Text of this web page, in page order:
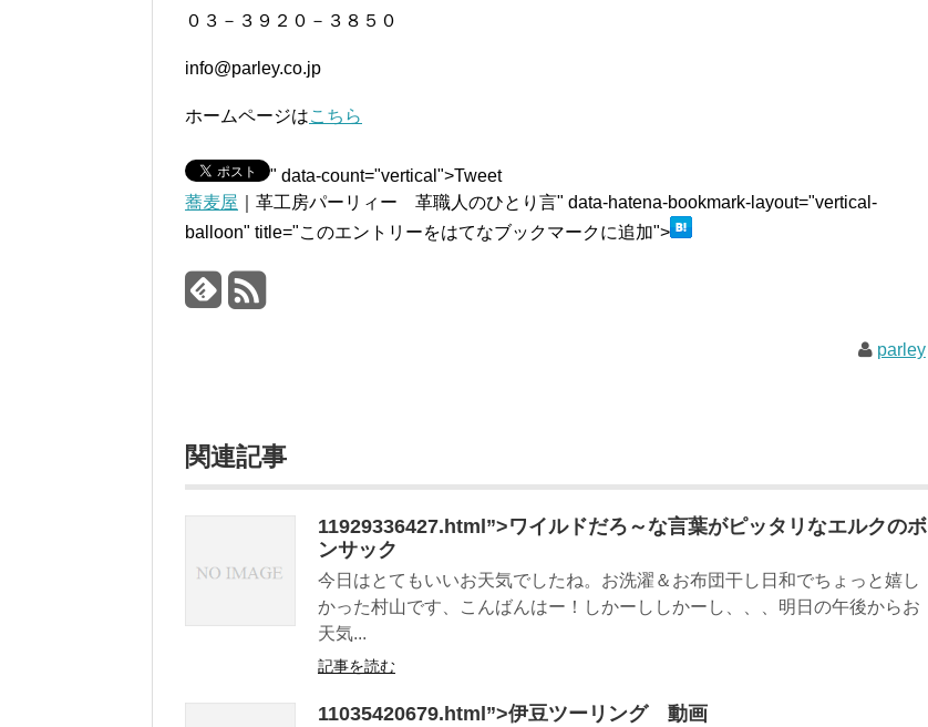
０３－３９２０－３８５０
info@parley.co.jp
ホームページはこちら
" data-count="vertical">Tweet
蕎麦屋 ｜革工房パーリィー 革職人のひとり言" data-hatena-bookmark-layout="vertical-
balloon" title="このエントリーをはてなブックマークに追加">
parley
関連記事
11929336427.html”>ワイルドだろ～な言葉がピッタリなエルクのボ
ンサック
今日はとてもいいお天気でしたね。お洗濯＆お布団干し日和でちょっと嬉し
かった村山です、こんばんはー！しかーししかーし、、、明日の午後からお
天気...
記事を読む
11035420679.html”>伊豆ツーリング 動画